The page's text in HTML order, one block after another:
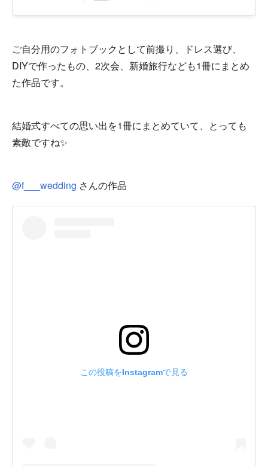
ご自分用のフォトブックとして前撮り、ドレス選び、
DIYで作ったもの、2次会、新婚旅行なども1冊にまとめ
た作品です。
結婚式すべての思い出を1冊にまとめていて、とっても
素敵ですね✨
@f___wedding さんの作品